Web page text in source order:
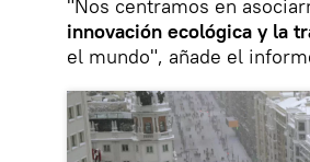
"Nos centramos en
innovación ecológica y la
el mundo", añade el